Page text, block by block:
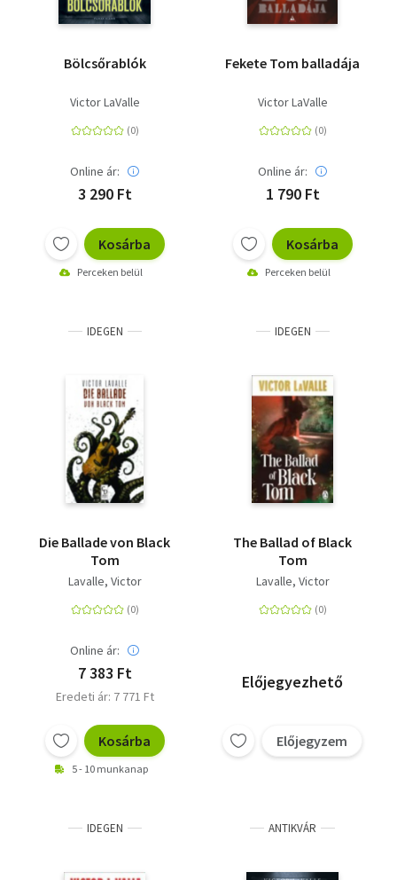
Bölcsőrablók
Victor LaValle
Online ár:
3 290 Ft
Kosárba
Perceken belül
Fekete Tom balladája
Victor LaValle
Online ár:
1 790 Ft
Kosárba
Perceken belül
IDEGEN
Die Ballade von Black
Tom
Lavalle, Victor
Online ár:
7 383 Ft
Eredeti ár: 7 771 Ft
Kosárba
5 - 10 munkanap
IDEGEN
The Ballad of Black
Tom
Lavalle, Victor
Előjegyezhető
Előjegyzem
IDEGEN ANTIKVÁR